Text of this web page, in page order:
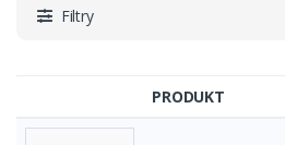
Filtry
PRODUKT